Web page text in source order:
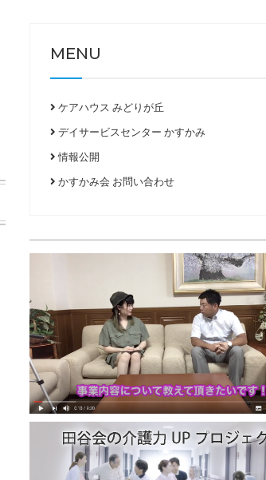
MENU
ケアハウス みどりが丘
デイサービスセンター かすかみ
情報公開
かすかみ会 お問い合わせ